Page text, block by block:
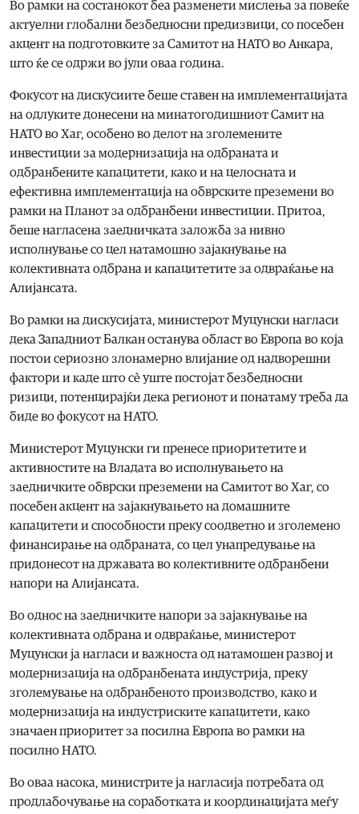
Во рамки на состанокот беа разменети мислења за повеќе
актуелни глобални безбедносни предизвици, со посебен
акцент на подготовките за Самитот на НАТО во Анкара,
што ќе се одржи во јули оваа година.
Фокусот на дискусиите беше ставен на имплементацијата
на одлуките донесени на минатогодишниот Самит на
НАТО во Хаг, особено во делот на зголемените
инвестиции за модернизација на одбраната и
одбранбените капацитети, како и на целосната и
ефективна имплементација на обврските преземени во
рамки на Планот за одбранбени инвестиции. Притоа,
беше нагласена заедничката заложба за нивно
исполнување со цел натамошно зајакнување на
колективната одбрана и капацитетите за одвраќање на
Алијансата.
Во рамки на дискусијата, министерот Муцунски нагласи
дека Западниот Балкан останува област во Европа во која
постои сериозно злонамерно влијание од надворешни
фактори и каде што сè уште постојат безбедносни
ризици, потенцирајќи дека регионот и понатаму треба да
биде во фокусот на НАТО.
Министерот Муцунски ги пренесе приоритетите и
активностите на Владата во исполнувањето на
заедничките обврски преземени на Самитот во Хаг, со
посебен акцент на зајакнувањето на домашните
капацитети и способности преку соодветно и зголемено
финансирање на одбраната, со цел унапредување на
придонесот на државата во колективните одбранбени
напори на Алијансата.
Во однос на заедничките напори за зајакнување на
колективната одбрана и одвраќање, министерот
Муцунски ја нагласи и важноста од натамошен развој и
модернизација на одбранбената индустрија, преку
зголемување на одбранбеното производство, како и
модернизација на индустриските капацитети, како
значаен приоритет за посилна Европа во рамки на
посилно НАТО.
Во оваа насока, министрите ја нагласија потребата од
продлабочување на соработката и координацијата меѓу